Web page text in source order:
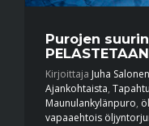
Purojen
Kirjoittaja Juha Salonen
Ajankohtaista,
Maunulankylänpuro,
vapaaehtois